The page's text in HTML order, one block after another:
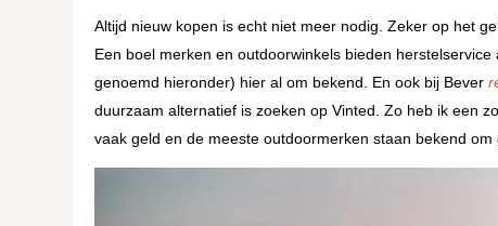
Altijd nieuw kopen is echt niet meer nodig. Zeker op het
Een boel merken en outdoorwinkels bieden herstelservice
genoemd hieronder) hier al om bekend. En ook bij Bever
duurzaam alternatief is zoeken op Vinted. Zo heb ik een
vaak geld en de meeste outdoormerken staan bekend